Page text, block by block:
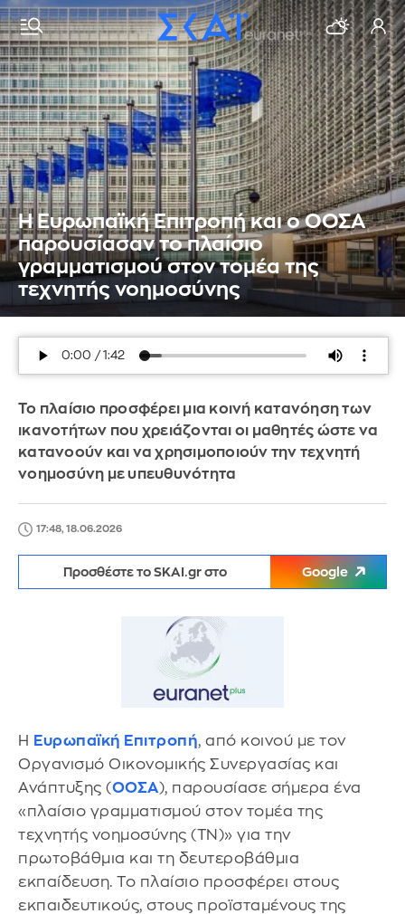
Η Ευρωπαϊκή Επιτροπή και ο ΟΟΣΑ
παρουσίασαν το πλαίσιο
γραμματισμού στον τομέα της
τεχνητής νοημοσύνης
Το πλαίσιο προσφέρει μια κοινή κατανόηση των
ικανοτήτων που χρειάζονται οι μαθητές ώστε να
κατανοούν και να χρησιμοποιούν την τεχνητή
νοημοσύνη με υπευθυνότητα
17:48, 18.06.2026
Προσθέστε το SKAI.gr στο Google
Η Ευρωπαϊκή Επιτροπή, από κοινού με τον
Οργανισμό Οικονομικής Συνεργασίας και
Ανάπτυξης (ΟΟΣΑ), παρουσίασε σήμερα ένα
«πλαίσιο γραμματισμού στον τομέα της
τεχνητής νοημοσύνης (ΤΝ)» για την
πρωτοβάθμια και τη δευτεροβάθμια
εκπαίδευση. Το πλαίσιο προσφέρει στους
εκπαιδευτικούς, στους προϊσταμένους της